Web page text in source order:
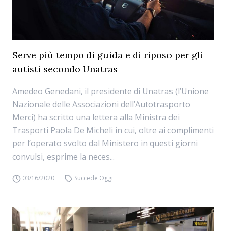
Serve più tempo di guida e di riposo per gli
autisti secondo Unatras
Amedeo Genedani, il presidente di Unatras (l’Unione
Nazionale delle Associazioni dell’Autotrasporto
Merci) ha scritto una lettera alla Ministra dei
Trasporti Paola De Micheli in cui, oltre ai complimenti
per l’operato svolto dal Ministero in questi giorni
convulsi, esprime la neces...
03/16/2020 Succede Oggi